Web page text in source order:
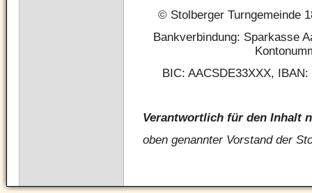
© Stolberger Turngemeinde
Bankverbindung: Sparkasse
BIC: AACSDE33XXX,
Verantwortlich für den Inhalt
oben genannter Vorstand der
Navigation